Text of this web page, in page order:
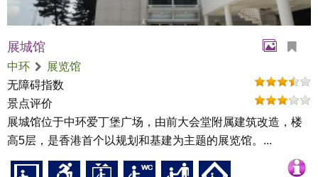
展城馆
中环
展览馆
无障碍指数
景点评价
展城馆位于中环爱丁堡广场，由前大会堂附属建筑改造，楼
高5层，是香港首个以规划和基建为主题的展览馆。...